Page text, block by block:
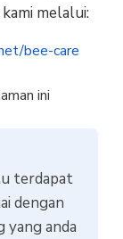
melalui:
bee-care
ini
terdapat
dengan
yang anda